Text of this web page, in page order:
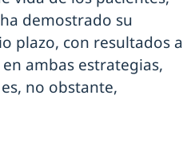
demostrado su
plazo, con resultados a
ambas estrategias,
no obstante,